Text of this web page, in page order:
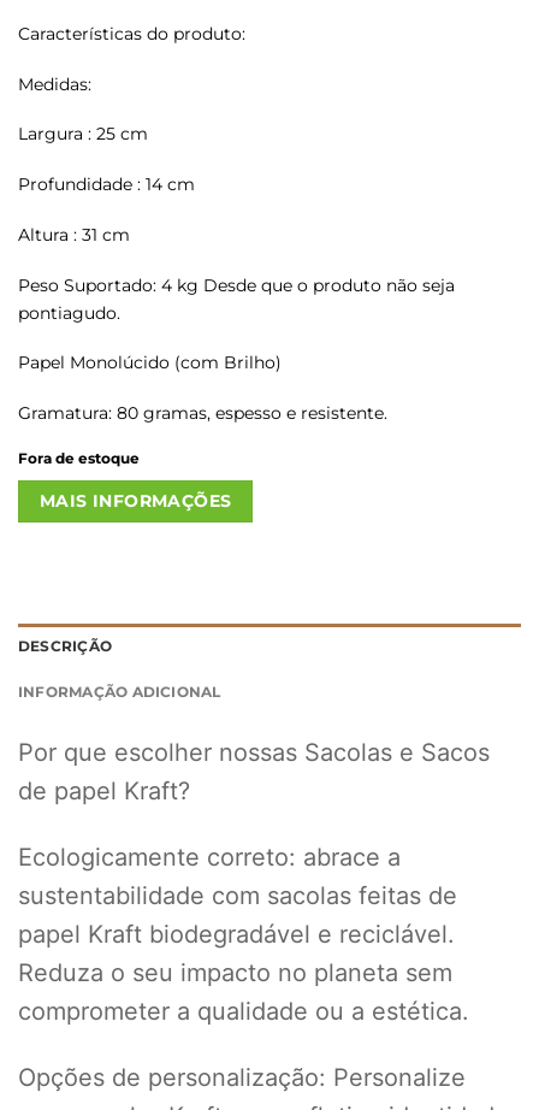
Características do produto:
Medidas:
Largura : 25 cm
Profundidade : 14 cm
Altura : 31 cm
Peso Suportado: 4 kg Desde que o produto não seja
pontiagudo.
Papel Monolúcido (com Brilho)
Gramatura: 80 gramas, espesso e resistente.
Fora de estoque
MAIS INFORMAÇÕES
DESCRIÇÃO
INFORMAÇÃO ADICIONAL
Por que escolher nossas Sacolas e Sacos
de papel Kraft?
Ecologicamente correto: abrace a
sustentabilidade com sacolas feitas de
papel Kraft biodegradável e reciclável.
Reduza o seu impacto no planeta sem
comprometer a qualidade ou a estética.
Opções de personalização: Personalize